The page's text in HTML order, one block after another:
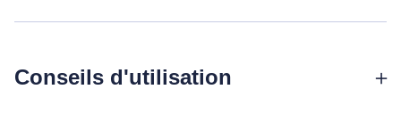
Conseils d'utilisation